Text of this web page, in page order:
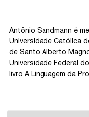
Antônio Sandmann é
Universidade Católica
de Santo Alberto
Universidade Federal
livro A Linguagem da